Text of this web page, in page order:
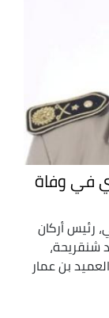
في وفاة
رئيس أركان
بن عمار